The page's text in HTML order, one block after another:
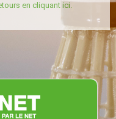
en cliquant ici.